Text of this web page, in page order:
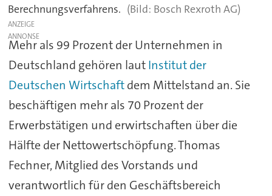
Berechnungsverfahrens.
Bosch Rexroth AG)
ANZEIGE
Mehr als 99 Prozent der Unternehmen in
Deutschland gehören lautInstitut der
Deutschen Wirtschaftdem Mittelstand an. Sie
beschäftigen mehr als 70 Prozent der
Erwerbstätigen und erwirtschaften über die
Hälfte der Nettowertschöpfung. Thomas
Fechner, Mitglied des Vorstands und
verantwortlich für den Geschäftsbereich